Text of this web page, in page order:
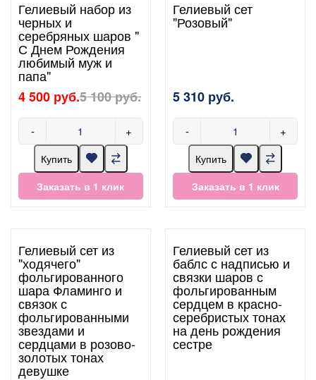
Гелиевый набор из
черных и
серебряных шаров "
С Днем Рождения
любимый муж и
папа"
4 500 руб.5 100 руб.
- +
Купить
Заказать в 1 клик
Гелиевый сет
"Розовый"
5 310 руб.
- +
Купить
Заказать в 1 клик
Гелиевый сет из
"ходячего"
фольгированного
шара Фламинго и
связок с
фольгированными
звездами и
сердцами в розово-
золотых тонах
девушке
Гелиевый сет из
баблс с надписью и
связки шаров с
фольгированным
сердцем в красно-
серебристых тонах
на день рождения
сестре